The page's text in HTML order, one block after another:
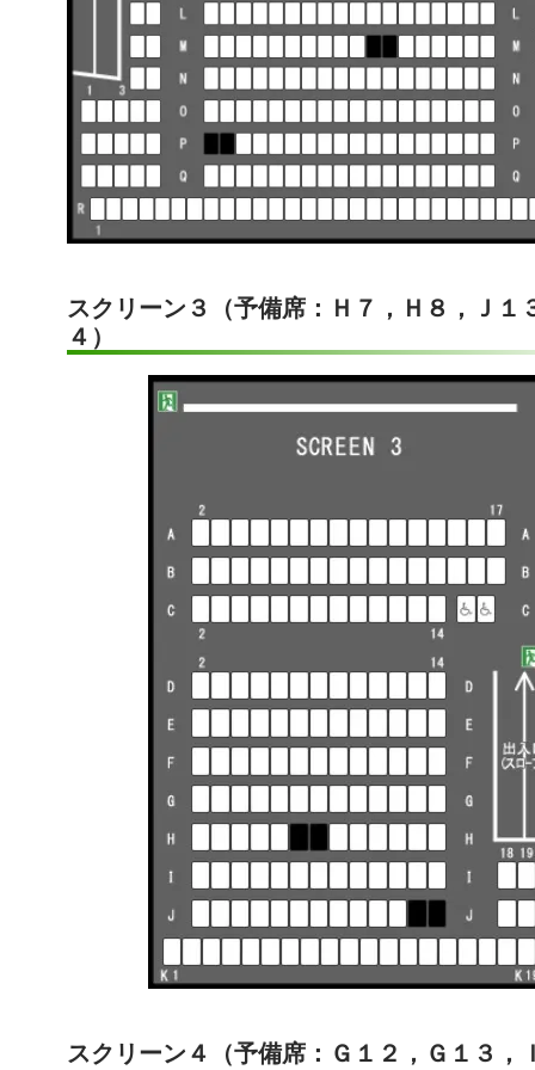
スクリーン３（予備席：Ｈ７，Ｈ８，Ｊ１
４）
スクリーン４（予備席：Ｇ１２，Ｇ１３，